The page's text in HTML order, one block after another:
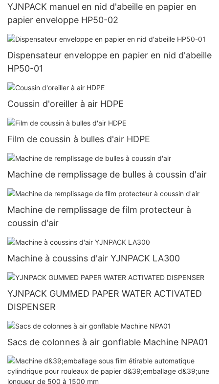
YJNPACK manuel en nid d'abeille en papier en
papier enveloppe HP50-02
Dispensateur enveloppe en papier en nid d'abeille
HP50-01
Coussin d'oreiller à air HDPE
Film de coussin à bulles d'air HDPE
Machine de remplissage de bulles à coussin d'air
Machine de remplissage de film protecteur à
coussin d'air
Machine à coussins d'air YJNPACK LA300
YJNPACK GUMMED PAPER WATER ACTIVATED
DISPENSER
Sacs de colonnes à air gonflable Machine NPA01